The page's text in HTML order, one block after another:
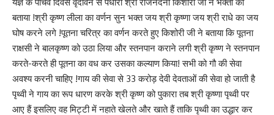
बताया !श्री कृष्ण लीला का वर्णन सुन भक्त जय श्री कृष्णा जय श्री राधे का जय
घोष करने लगे !पूतना चरित्र का वर्णन करते हुए किशोरी जी ने बताया कि पूतना
राक्षसी ने बालकृष्ण को उठा लिया और स्तनपान कराने लगी श्री कृष्ण ने स्तनपान
करते-करते ही पूतना का वध कर उसका कल्याण किया! सभी को गौ की सेवा
अवश्य करनी चाहिए !गाय की सेवा से 33 करोड़ देवी देवताओं की सेवा हो जाती है
पृथ्वी ने गाय का रूप धारण करके श्री कृष्ण को पुकारा तब श्री कृष्णा पृथ्वी पर
आए हैं इसलिए वह मिट्टी में नहाते खेलते और खाते हैं ताकि पृथ्वी का उद्धार कर